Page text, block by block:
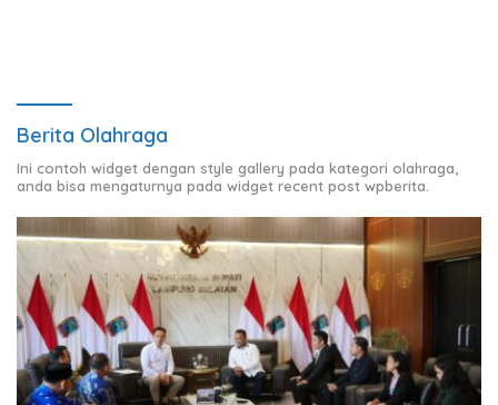
Berita Olahraga
Ini contoh widget dengan style gallery pada kategori olahraga,
anda bisa mengaturnya pada widget recent post wpberita.